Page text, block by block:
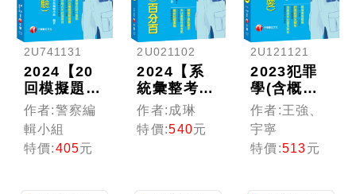
2U741131
2024【20
回模擬題庫
+近年試
題】國文
(作文與測
驗)[題庫
作者:警察編
輯小組
特價:405元
2U021102
2024【系
統彙整考
點】警察法
規(含概要)
百分百(警
作者:成琳
特價:540元
2U121121
2023犯罪
學(含概要)
[題庫+歷年
試題]：申
論+選擇一
次到位（警
作者:王強、
宇寧
特價:513元